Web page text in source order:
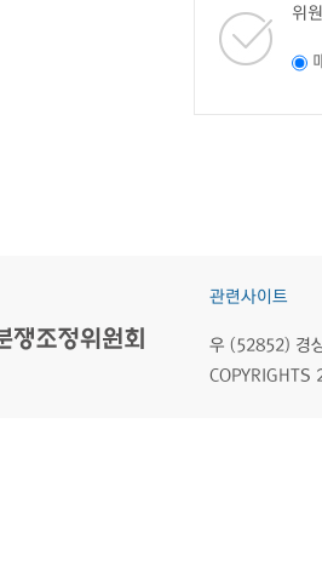
위
관련사이트
우 (52852) 경
COPYRIGHTS